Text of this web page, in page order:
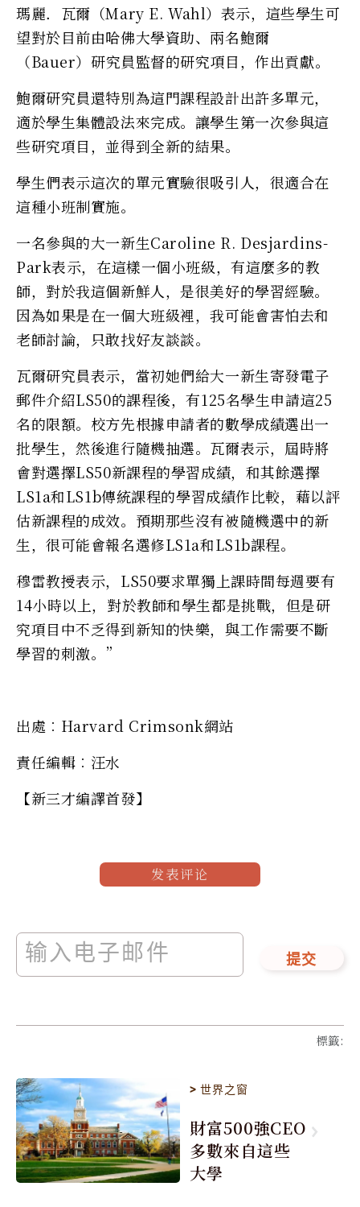
瑪麗．瓦爾（Mary E. Wahl）表示，這些學生可
望對於目前由哈佛大學資助、兩名鮑爾
（Bauer）研究員監督的研究項目，作出貢獻。
鮑爾研究員還特別為這門課程設計出許多單元，
適於學生集體設法來完成。讓學生第一次參與這
些研究項目，並得到全新的結果。
學生們表示這次的單元實驗很吸引人，很適合在
這種小班制實施。
一名參與的大一新生Caroline R. Desjardins-
Park表示，在這樣一個小班級，有這麼多的教
師，對於我這個新鮮人，是很美好的學習經驗。
因為如果是在一個大班級裡，我可能會害怕去和
老師討論，只敢找好友談談。
瓦爾研究員表示，當初她們給大一新生寄發電子
郵件介紹LS50的課程後，有125名學生申請這25
名的限額。校方先根據申請者的數學成績選出一
批學生，然後進行隨機抽選。瓦爾表示，屆時將
會對選擇LS50新課程的學習成績，和其餘選擇
LS1a和LS1b傳統課程的學習成績作比較，藉以評
估新課程的成效。預期那些沒有被隨機選中的新
生，很可能會報名選修LS1a和LS1b課程。
穆雷教授表示，LS50要求單獨上課時間每週要有
14小時以上，對於教師和學生都是挑戰，但是研
究項目中不乏得到新知的快樂，與工作需要不斷
學習的刺激。”
出處︰Harvard Crimsonk網站
責任編輯︰汪水
【新三才編譯首發】
发表评论
提交
標籤:
>世界之窗
財富500強CEO
多數來自這些
大學